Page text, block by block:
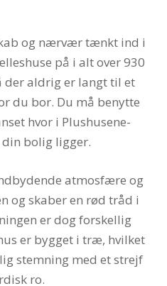
og nærvær tænkt ind i
på i alt over 930
der aldrig er langt til et
du bor. Du må benytte
hvor i Plushusene-
din bolig ligger.
atmosfære og
og skaber en rød tråd i
er dog forskellig
er bygget i træ, hvilket
stemning med et strejf
ro.